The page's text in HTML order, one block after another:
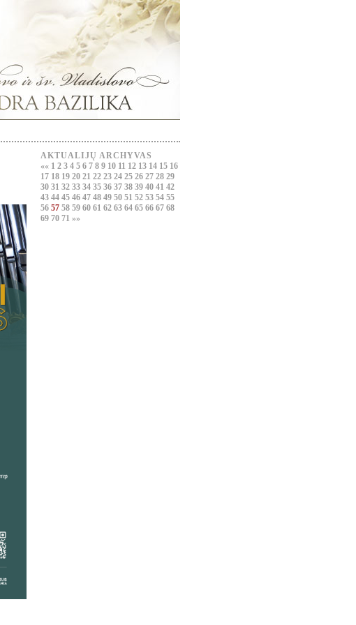
AKTUALIJŲ ARCHYVAS
«« 1 2 3 4 5 6 7 8 9 10 11 12 13 14 15 16
17 18 19 20 21 22 23 24 25 26 27 28 29
30 31 32 33 34 35 36 37 38 39 40 41 42
43 44 45 46 47 48 49 50 51 52 53 54 55
56 57 58 59 60 61 62 63 64 65 66 67 68
69 70 71 »»